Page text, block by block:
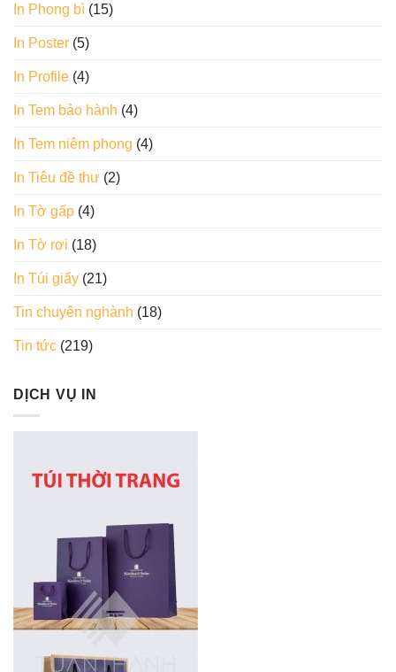
In Phong bì (15)
In Poster (5)
In Profile (4)
In Tem bảo hành (4)
In Tem niêm phong (4)
In Tiêu đề thư (2)
In Tờ gấp (4)
In Tờ rơi (18)
In Túi giấy (21)
Tin chuyên nghành (18)
Tin tức (219)
DỊCH VỤ IN